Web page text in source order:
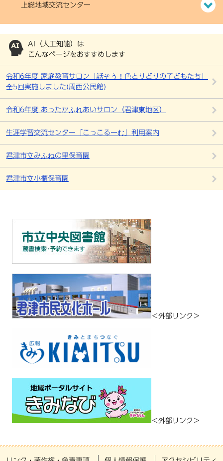
上総地域交流センター
AI（人工知能）は
こんなページをおすすめします
令和6年度 家庭教育サロン「話そう！色とりどりの子どもたち」
全5回実施しました(周西公民館)
令和6年度 あったかふれあいサロン（君津東地区）
生涯学習交流センター「こっこるーむ」利用案内
君津市立みふねの里保育園
君津市立小櫃保育園
＜外部リンク＞
＜外部リンク＞